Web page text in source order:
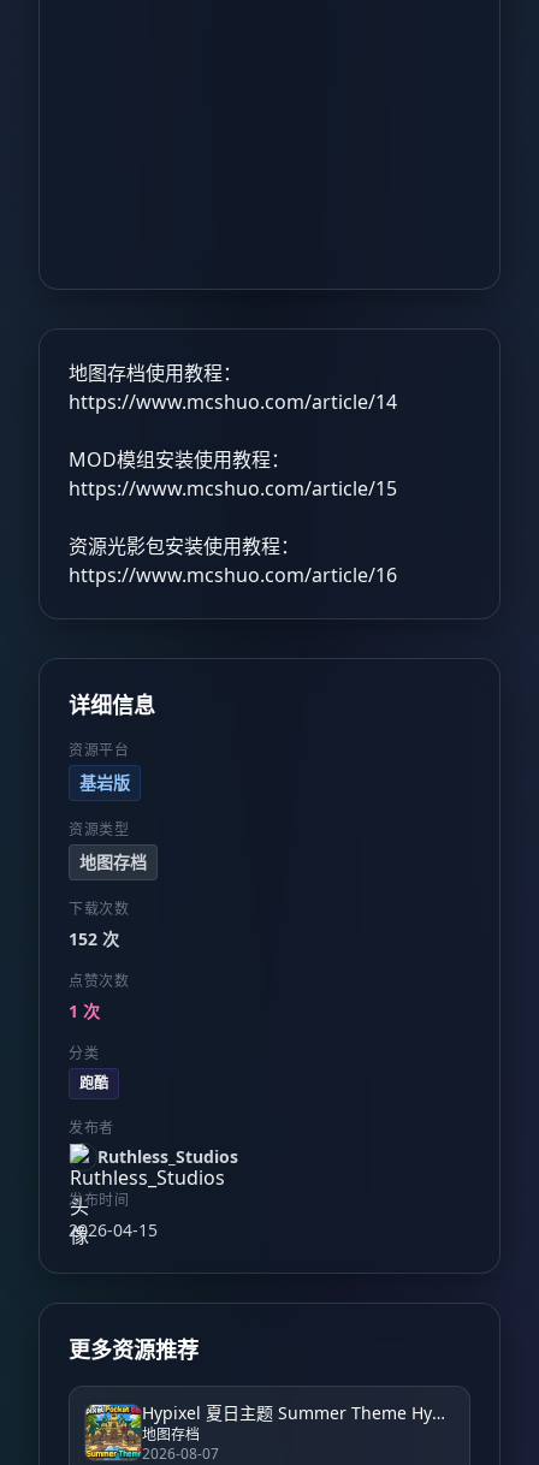
地图存档使用教程：
https://www.mcshuo.com/article/14
MOD模组安装使用教程：
https://www.mcshuo.com/article/15
资源光影包安装使用教程：
https://www.mcshuo.com/article/16
详细信息
资源平台
基岩版
资源类型
地图存档
下载次数
152 次
点赞次数
1 次
分类
跑酷
发布者
Ruthless_Studios
发布时间
2026-04-15
更多资源推荐
Hypixel 夏日主题 Summer Theme Hypixel
地图存档
2026-08-07